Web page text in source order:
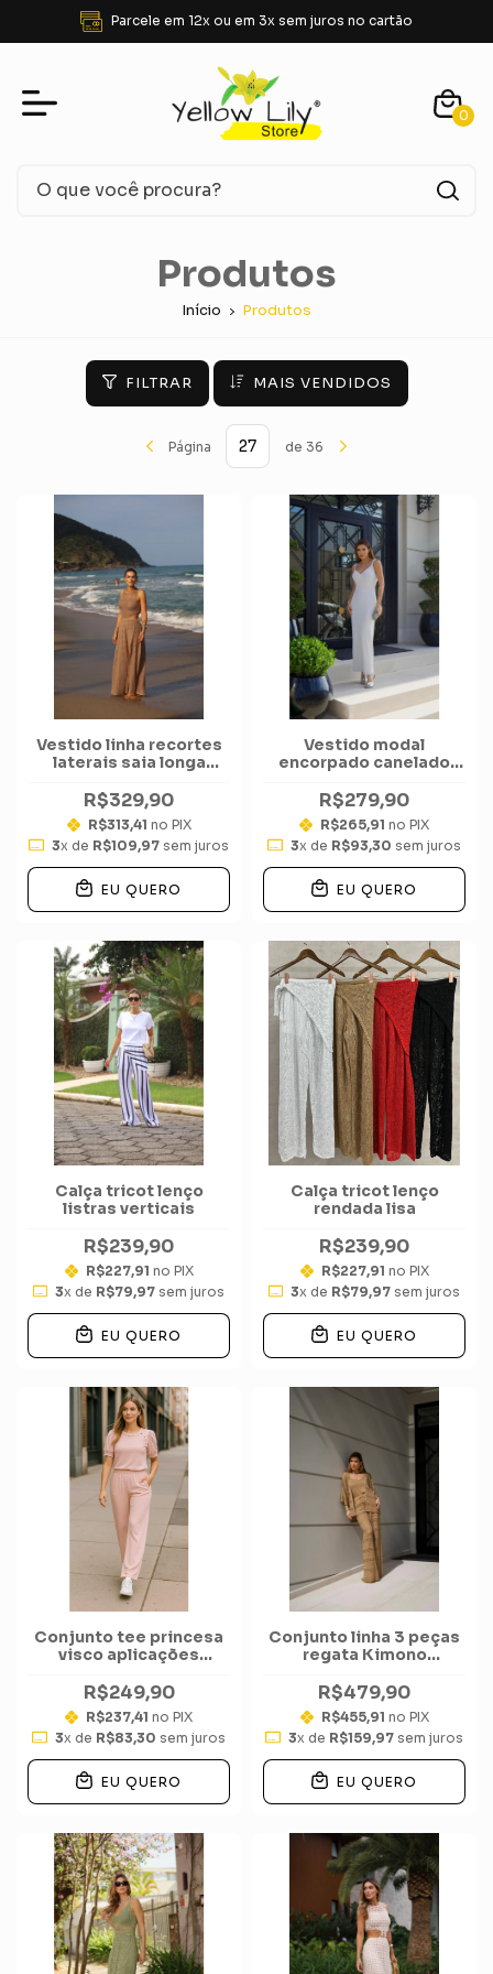
FRETE GRÁTIS para SUDESTE acima de R$ 350,00
0
Produtos
Início Produtos
FILTRAR MAIS VENDIDOS
Página de 36
Vestido linha recortes
laterais saia longa
relevos quadradinhos
R$329,90
R$313,41 no PIX
3x de R$109,97sem juros
EU QUERO
Vestido modal
encorpado canelado
recorte costas
R$279,90
R$265,91 no PIX
3x de R$93,30 sem juros
EU QUERO
Calça tricot lenço
listras verticais
R$239,90
R$227,91 no PIX
3x de R$79,97 sem juros
EU QUERO
Calça tricot lenço
rendada lisa
R$239,90
R$227,91 no PIX
3x de R$79,97 sem juros
EU QUERO
Conjunto tee princesa
visco aplicações
R$249,90
R$237,41 no PIX
3x de R$83,30 sem juros
EU QUERO
Conjunto linha 3 peças
regata Kimono
R$479,90
R$455,91 no PIX
3x de R$159,97sem juros
EU QUERO